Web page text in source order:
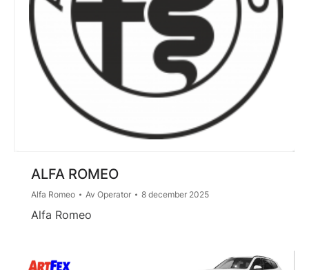
ALFA ROMEO
Alfa Romeo Av Operator 8 december 2025
Alfa Romeo